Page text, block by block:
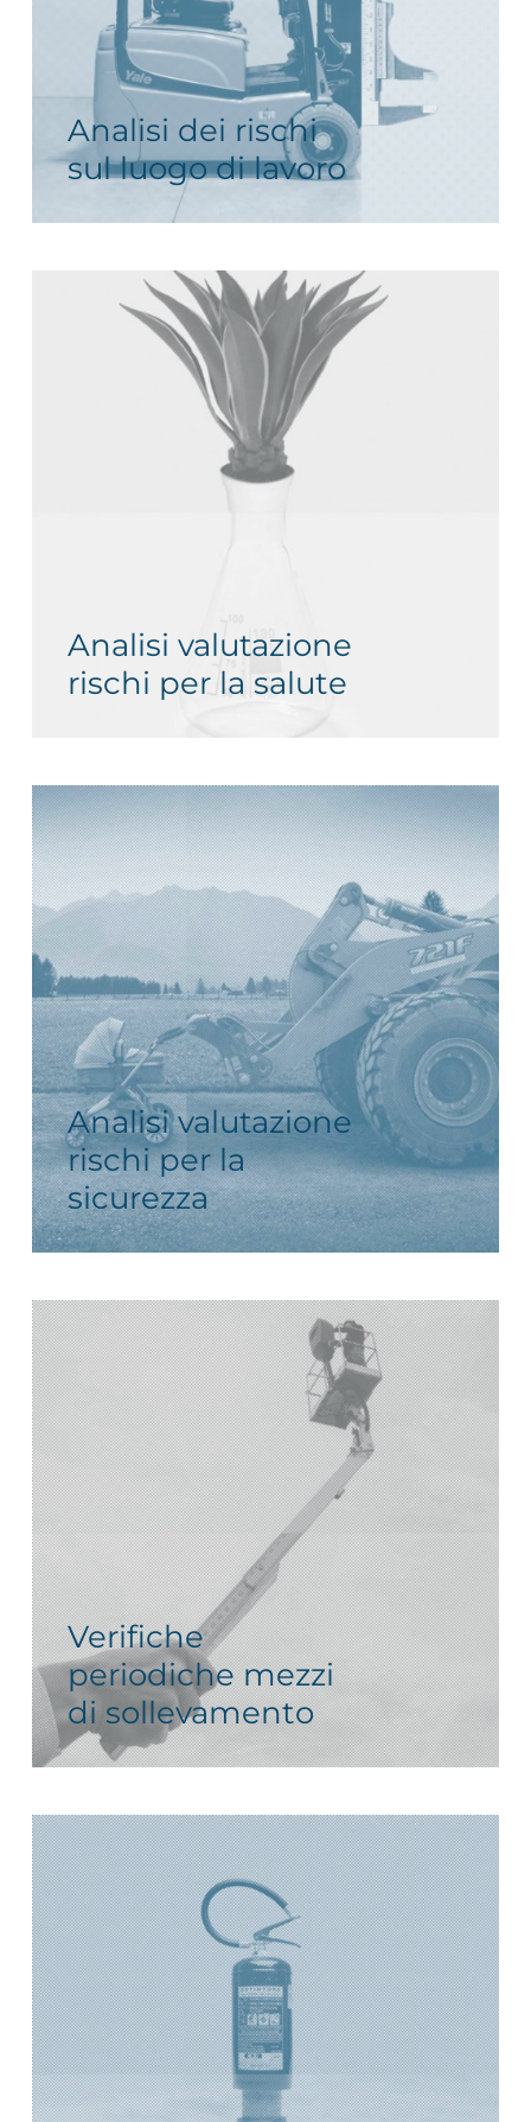
Analisi dei rischi
sul luogo di lavoro
Analisi valutazione
rischi per la salute
Analisi valutazione
rischi per la
sicurezza
Verifiche
periodiche mezzi
di sollevamento